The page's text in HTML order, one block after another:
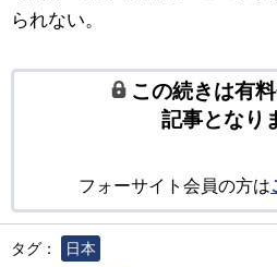
られない。
この続きは有
記事となり
フォーサイト会員の方は
タグ：
日本